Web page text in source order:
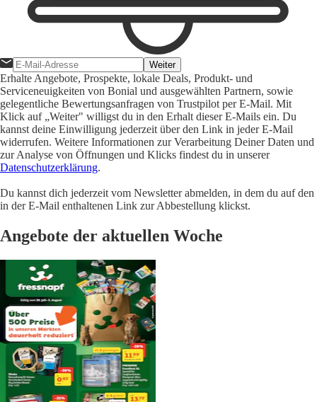
Weiter
Erhalte Angebote, Prospekte, lokale Deals, Produkt- und
Serviceneuigkeiten von Bonial und ausgewählten Partnern, sowie
gelegentliche Bewertungsanfragen von Trustpilot per E-Mail. Mit
Klick auf „Weiter" willigst du in den Erhalt dieser E-Mails ein. Du
kannst deine Einwilligung jederzeit über den Link in jeder E-Mail
widerrufen. Weitere Informationen zur Verarbeitung Deiner Daten und
zur Analyse von Öffnungen und Klicks findest du in unserer
Datenschutzerklärung.
Du kannst dich jederzeit vom Newsletter abmelden, in dem du auf den
in der E-Mail enthaltenen Link zur Abbestellung klickst.
Angebote der aktuellen Woche